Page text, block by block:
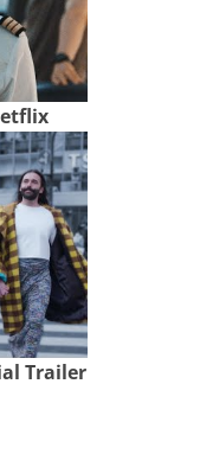
Trailer